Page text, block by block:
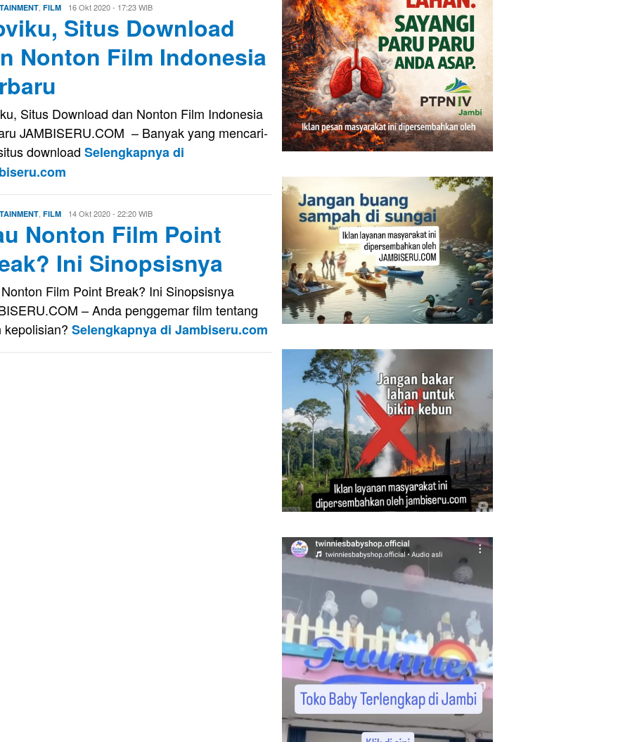
FILM Evo
Kusnady
16 Okt 2020 - 17:23 WIB
Situs Download
Nonton Film Indonesia
Situs Download dan Nonton Film Indonesia
JAMBISERU.COM – Banyak yang mencari-
download Selengkapnya di
FILM Evo
14 Okt 2020 - 22:20 WIB
Nonton Film Point
Ini Sinopsisnya
Film Point Break? Ini Sinopsisnya
– Anda penggemar film tentang
kepolisian? Selengkapnya di Jambiseru.com